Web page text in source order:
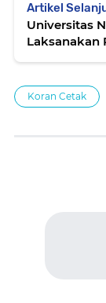
Artikel
Universitas
Laksanakan
Koran Cetak